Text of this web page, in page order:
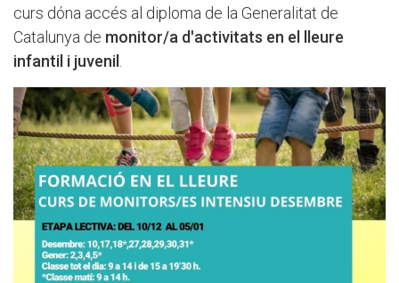
curs dóna accés al diploma de la Generalitat de
Catalunya de monitor/a d'activitats en el lleure
infantil i juvenil